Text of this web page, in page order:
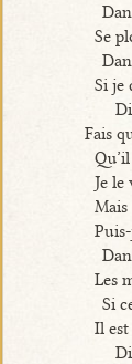
Se
Si je
Fais
Je le
Les
Si
Il